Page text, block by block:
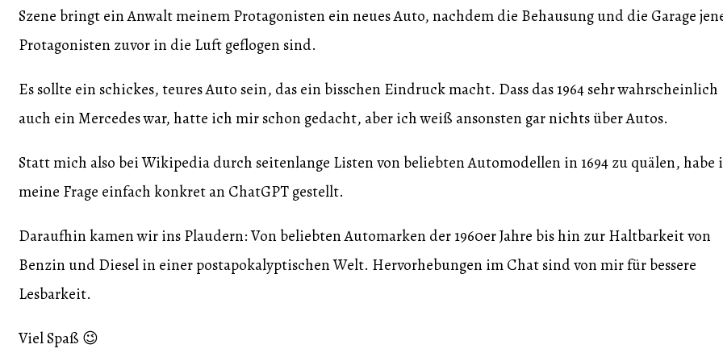
Szene bringt ein Anwalt meinem Protagonisten ein neues Auto, nachdem die Behausung und die Garage
Protagonisten zuvor in die Luft geflogen sind.
Es sollte ein schickes, teures Auto sein, das ein bisschen Eindruck macht. Dass das 1964 sehr wahrscheinlich
auch ein Mercedes war, hatte ich mir schon gedacht, aber ich weiß ansonsten gar nichts über Autos.
Statt mich also bei Wikipedia durch seitenlange Listen von beliebten Automodellen in 1694 zu quälen, habe
meine Frage einfach konkret an ChatGPT gestellt.
Daraufhin kamen wir ins Plaudern: Von beliebten Automarken der 1960er Jahre bis hin zur Haltbarkeit von
Benzin und Diesel in einer postapokalyptischen Welt. Hervorhebungen im Chat sind von mir für bessere
Lesbarkeit.
Viel Spaß 😉